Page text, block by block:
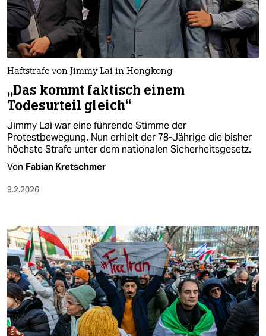
nord
wahrheit
verlag
verlag
veranstaltungen
shop
abo
genossenschaft
epaper login
Haftstrafe von Jimmy Lai in Hongkong
„Das kommt faktisch einem
Todesurteil gleich“
Jimmy Lai war eine führende Stimme der
Protestbewegung. Nun erhielt der 78-Jährige die bisher
höchste Strafe unter dem nationalen Sicherheitsgesetz.
Von Fabian Kretschmer
9.2.2026